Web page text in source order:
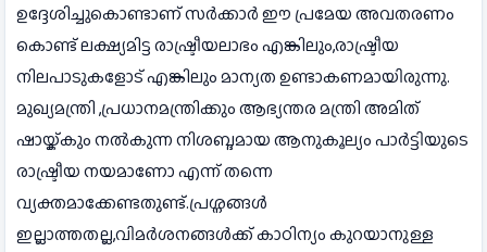
ഉദ്ദേശിച്ചുകൊണ്ടാണ് സർക്കാർ ഈ പ്രമേയ അവതരണം
കൊണ്ട് ലക്ഷ്യമിട്ട രാഷ്ട്രീയലാഭം എങ്കിലും,രാഷ്ട്രീയ
നിലപാടുകളോട് എങ്കിലും മാന്യത ഉണ്ടാകണമായിരുന്നു.
മുഖ്യമന്ത്രി ,പ്രധാനമന്ത്രിക്കും ആഭ്യന്തര മന്ത്രി അമിത്
ഷായ്ക്കും നൽകുന്ന നിശബ്ദമായ ആനുകൂല്യം പാർട്ടിയുടെ
രാഷ്ട്രീയ നയമാണോ എന്ന് തന്നെ
വ്യക്തമാക്കേണ്ടതുണ്ട്.പ്രശ്നങ്ങൾ
ഇല്ലാത്തതല്ല,വിമർശനങ്ങൾക്ക് കാഠിന്യം കുറയാനുള്ള